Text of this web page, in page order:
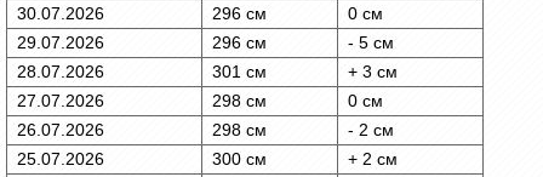
30.07.2026
296 см
0 см
29.07.2026
296 см
- 5 см
28.07.2026
301 см
+ 3 см
27.07.2026
298 см
0 см
26.07.2026
298 см
- 2 см
25.07.2026
300 см
+ 2 см